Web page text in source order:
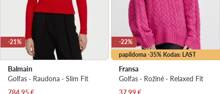
-21%
Balmain
Golfas · Raudona · Slim Fit
Dabartinė kaina
784,95€
papildoma -35% Kodas: LAST
-22%
Fransa
Golfas · Rožinė · Relaxed Fit
Dabartinė kaina
37,99€